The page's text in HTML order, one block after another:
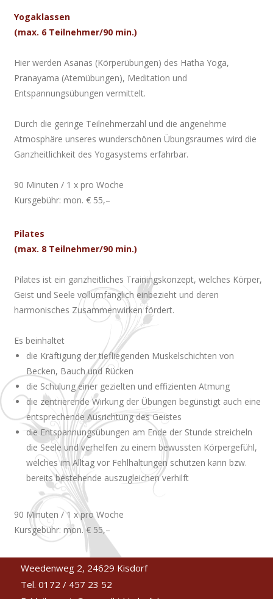
Yogaklassen
(max. 6 Teilnehmer/90 min.)
Hier werden Asanas (Körperübungen) des Hatha Yoga,
Pranayama (Atemübungen), Meditation und
Entspannungsübungen vermittelt.
Durch die geringe Teilnehmerzahl und die angenehme
Atmosphäre unseres wunderschönen Übungsraumes wird die
Ganzheitlichkeit des Yogasystems erfahrbar.
90 Minuten / 1 x pro Woche
Kursgebühr: mon. € 55,–
Pilates
(max. 8 Teilnehmer/90 min.)
Pilates ist ein ganzheitliches Trainingskonzept, welches Körper,
Geist und Seele vollumfänglich einbezieht und deren
harmonisches Zusammenwirken fördert.
Es beinhaltet
die Kräftigung der tiefliegenden Muskelschichten von
Becken, Bauch und Rücken
die Schulung einer gezielten und effizienten Atmung
die zentrierende Wirkung der Übungen begünstigt auch eine
entsprechende Ausrichtung des Geistes
die Entspannungsübungen am Ende der Stunde streicheln
die Seele und verhelfen zu einem bewussten Körpergefühl,
welches im Alltag vor Fehlhaltungen schützen kann bzw.
bereits bestehende auszugleichen verhilft
90 Minuten / 1 x pro Woche
Kursgebühr: mon. € 55,–
Weedenweg 2, 24629 Kisdorf
Tel. 0172 / 457 23 52